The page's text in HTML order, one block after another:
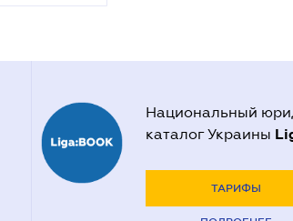
Национальный
каталог Украины
ТАРИФЫ